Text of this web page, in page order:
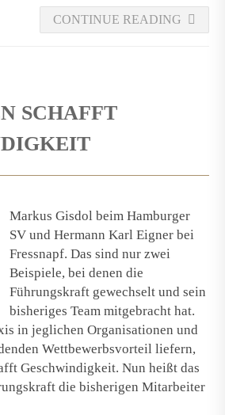
CONTINUE READING
SCHAFFT
Markus Gisdol beim Hamburger
SV und Hermann Karl Eigner bei
Fressnapf. Das sind nur zwei
Beispiele, bei denen die
Führungskraft gewechselt und sein
bisheriges Team mitgebracht hat.
in jeglichen Organisationen und
Wettbewerbsvorteil liefern,
Geschwindigkeit. Nun heißt das
die bisherigen Mitarbeiter